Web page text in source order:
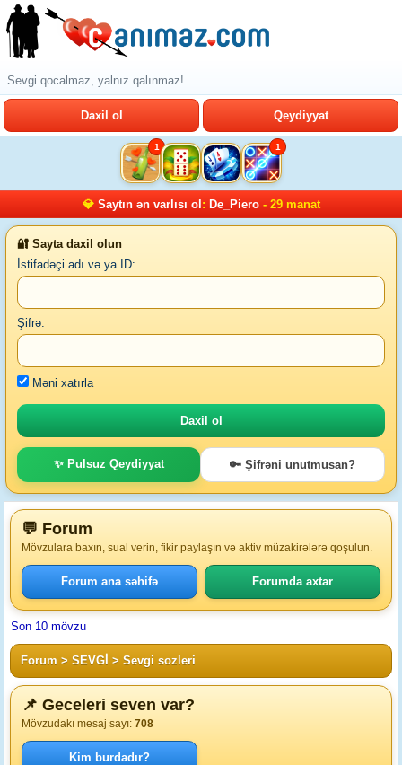
Sevgi qocalmaz, yalnız qalınmaz!
Daxil ol Qeydiyyat
1 1
💎 Saytın ən varlısı ol : De_Piero- 29 manat
🔐 Sayta daxil olun
İstifadəçi adı və ya ID:
Şifrə:
Məni xatırla
✨ Pulsuz Qeydiyyat 🔑 Şifrəni unutmusan?
💬 Forum
Mövzulara baxın, sual verin, fikir paylaşın və aktiv müzakirələrə qoşulun.
Forum ana səhifə Forumda axtar
Son 10 mövzu
Forum > SEVGİ > Sevgi sozleri
📌 Geceleri seven var?
Mövzudakı mesaj sayı: 708
Kim burdadır?